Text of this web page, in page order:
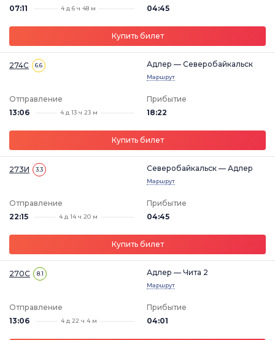
07:11
4 д 6 ч 48 м
04:45
Купить билет
274С 6.6 Адлер — Северобайкальск
Маршрут
Отправление
13:06
4 д 13 ч 23 м
Прибытие
18:22
Купить билет
273И 3.3 Северобайкальск — Адлер
Маршрут
Отправление
22:15
4 д 14 ч 20 м
Прибытие
04:45
Купить билет
270С 8.1 Адлер — Чита 2
Маршрут
Отправление
13:06
4 д 22 ч 4 м
Прибытие
04:01